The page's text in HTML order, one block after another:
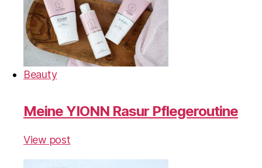
Beauty
Meine YIONN Rasur Pflegeroutine
View post